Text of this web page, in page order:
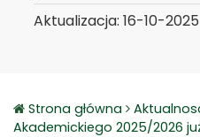
Aktualizacja: 16-10-2025
Strona główna
Akademickiego 2025/2026